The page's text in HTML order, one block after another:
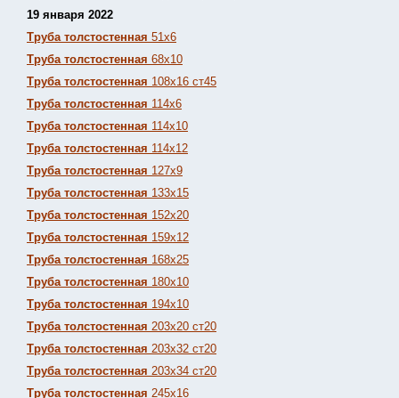
19 января 2022
Труба толстостенная 51х6
Труба толстостенная 68х10
Труба толстостенная 108х16 ст45
Труба толстостенная 114х6
Труба толстостенная 114х10
Труба толстостенная 114х12
Труба толстостенная 127х9
Труба толстостенная 133х15
Труба толстостенная 152х20
Труба толстостенная 159х12
Труба толстостенная 168х25
Труба толстостенная 180х10
Труба толстостенная 194х10
Труба толстостенная 203х20 ст20
Труба толстостенная 203х32 ст20
Труба толстостенная 203х34 ст20
Труба толстостенная 245х16